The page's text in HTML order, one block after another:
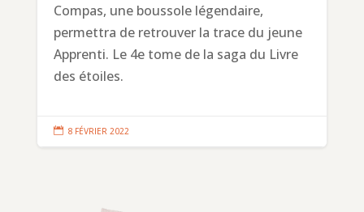
Compas, une boussole légendaire,
permettra de retrouver la trace du jeune
Apprenti. Le 4e tome de la saga du Livre
des étoiles.
 8 FÉVRIER 2022